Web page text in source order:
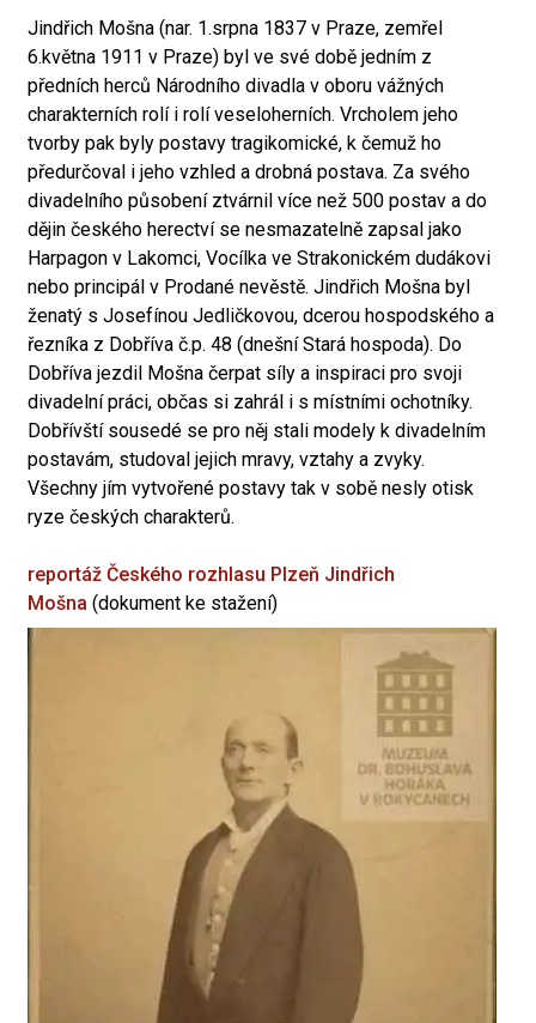
Jindřich Mošna (nar. 1.srpna 1837 v Praze, zemřel
6.května 1911 v Praze) byl ve své době jedním z
předních herců Národního divadla v oboru vážných
charakterních rolí i rolí veseloherních. Vrcholem jeho
tvorby pak byly postavy tragikomické, k čemuž ho
předurčoval i jeho vzhled a drobná postava. Za svého
divadelního působení ztvárnil více než 500 postav a do
dějin českého herectví se nesmazatelně zapsal jako
Harpagon v Lakomci, Vocílka ve Strakonickém dudákovi
nebo principál v Prodané nevěstě. Jindřich Mošna byl
ženatý s Josefínou Jedličkovou, dcerou hospodského a
řezníka z Dobříva č.p. 48 (dnešní Stará hospoda). Do
Dobříva jezdil Mošna čerpat síly a inspiraci pro svoji
divadelní práci, občas si zahrál i s místními ochotníky.
Dobřívští sousedé se pro něj stali modely k divadelním
postavám, studoval jejich mravy, vztahy a zvyky.
Všechny jím vytvořené postavy tak v sobě nesly otisk
ryze českých charakterů.
reportáž Českého rozhlasu Plzeň Jindřich
Mošna (dokument ke stažení)